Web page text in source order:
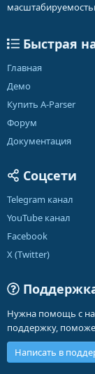
Быстрая
Главная
Демо
Купить A-Parser
Форум
Документация
Соцсети
Telegram канал
YouTube канал
Facebook
X (Twitter)
Нужна помощь с
поддержку,
Написать в